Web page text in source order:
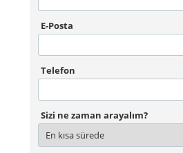
E-Posta
Telefon
Sizi ne zaman arayalım?